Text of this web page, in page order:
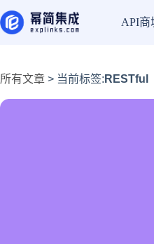
API商
所有文章 > 当前标签: RESTful